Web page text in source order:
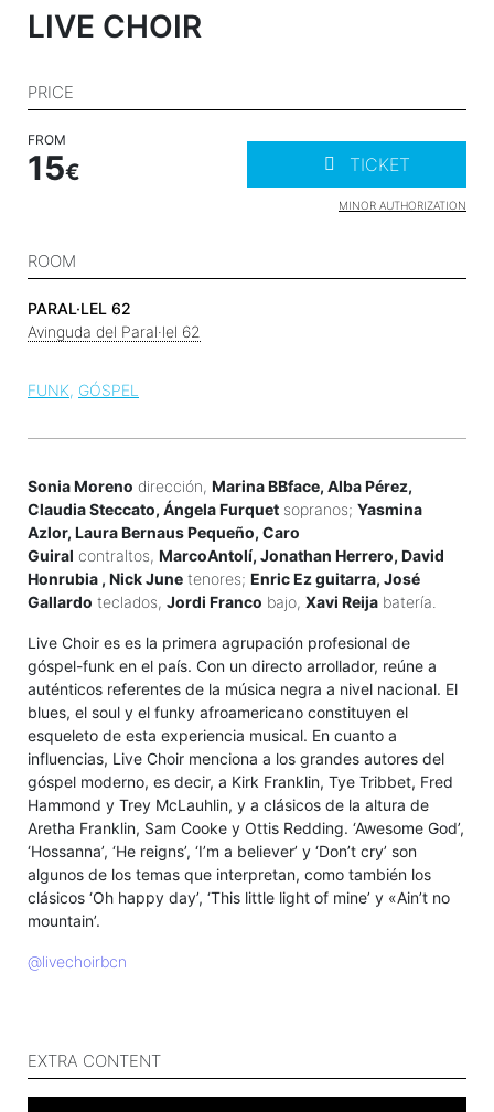
LIVE CHOIR
PRICE
FROM
15 TICKET
MINOR AUTHORIZATION
ROOM
PARAL·LEL 62
Avinguda del Paral·lel 62
FUNK GÓSPEL
Sonia Moreno dirección, Marina BBface, Alba Pérez,
Claudia Steccato, Ángela Furquet sopranos; Yasmina
Azlor, Laura Bernaus Pequeño, Caro
Guiral contraltos, MarcoAntolí, Jonathan Herrero, David
Honrubia , Nick June tenores; Enric Ez guitarra, José
Gallardo teclados, Jordi Franco bajo, Xavi Reija batería.
Live Choir es es la primera agrupación profesional de
góspel-funk en el país. Con un directo arrollador, reúne a
auténticos referentes de la música negra a nivel nacional. El
blues, el soul y el funky afroamericano constituyen el
esqueleto de esta experiencia musical. En cuanto a
influencias, Live Choir menciona a los grandes autores del
góspel moderno, es decir, a Kirk Franklin, Tye Tribbet, Fred
Hammond y Trey McLauhlin, y a clásicos de la altura de
Aretha Franklin, Sam Cooke y Ottis Redding. ‘Awesome God’,
‘Hossanna’, ‘He reigns’, ‘I’m a believer’ y ‘Don’t cry’ son
algunos de los temas que interpretan, como también los
clásicos ‘Oh happy day’, ‘This little light of mine’ y «Ain’t no
mountain’.
@livechoirbcn
EXTRA CONTENT